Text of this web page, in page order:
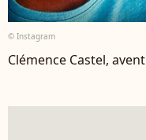
© Instagram
Clémence Castel,